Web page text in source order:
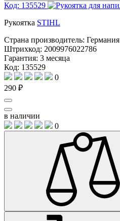
Код: 135529
Рукоятка STIHL
Страна производитель: Германия
Штрихкод: 2009976022786
Гарантия: 3 месяца
Код: 135529
0
290 ₽
в наличии
0